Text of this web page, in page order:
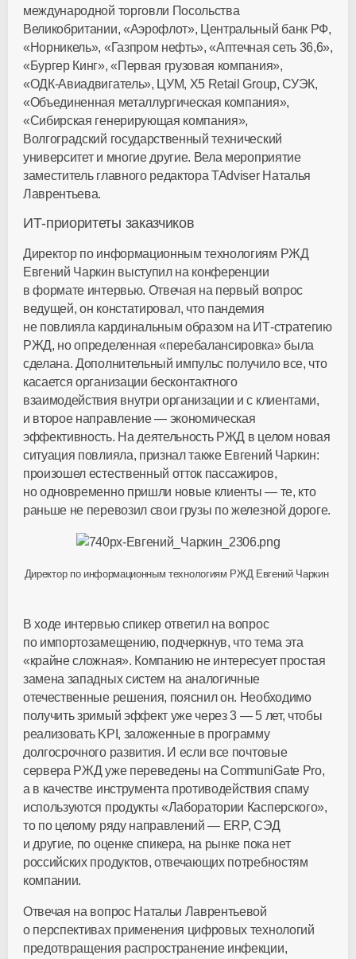
международной торговли Посольства
Великобритании, «Аэрофлот», Центральный банк РФ,
«Норникель», «Газпром нефть», «Аптечная сеть 36,6»,
«Бургер Кинг», «Первая грузовая компания»,
«ОДК-Авиадвигатель», ЦУМ, X5 Retail Group, СУЭК,
«Объединенная металлургическая компания»,
«Сибирская генерирующая компания»,
Волгоградский государственный технический
университет и многие другие. Вела мероприятие
заместитель главного редактора TAdviser Наталья
Лаврентьева.
ИТ-приоритеты заказчиков
Директор по информационным технологиям РЖД
Евгений Чаркин выступил на конференции
в формате интервью. Отвечая на первый вопрос
ведущей, он констатировал, что пандемия
не повлияла кардинальным образом на ИТ-стратегию
РЖД, но определенная «перебалансировка» была
сделана. Дополнительный импульс получило все, что
касается организации бесконтактного
взаимодействия внутри организации и с клиентами,
и второе направление — экономическая
эффективность. На деятельность РЖД в целом новая
ситуация повлияла, признал также Евгений Чаркин:
произошел естественный отток пассажиров,
но одновременно пришли новые клиенты — те, кто
раньше не перевозил свои грузы по железной дороге.
Директор по информационным технологиям РЖД Евгений Чаркин
В ходе интервью спикер ответил на вопрос
по импортозамещению, подчеркнув, что тема эта
«крайне сложная». Компанию не интересует простая
замена западных систем на аналогичные
отечественные решения, пояснил он. Необходимо
получить зримый эффект уже через 3 — 5 лет, чтобы
реализовать KPI, заложенные в программу
долгосрочного развития. И если все почтовые
сервера РЖД уже переведены на CommuniGate Pro,
а в качестве инструмента противодействия спаму
используются продукты «Лаборатории Касперского»,
то по целому ряду направлений — ERP, СЭД
и другие, по оценке спикера, на рынке пока нет
российских продуктов, отвечающих потребностям
компании.
Отвечая на вопрос Натальи Лаврентьевой
о перспективах применения цифровых технологий
предотвращения распространение инфекции,